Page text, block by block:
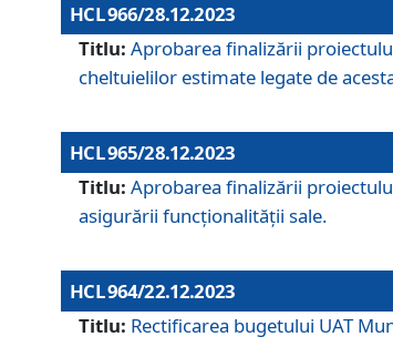
HCL 966/28.12.2023
Titlu: Aprobarea finalizării
cheltuielilor estimate legate de
HCL 965/28.12.2023
Titlu: Aprobarea finalizării
asigurării funcționalității sale.
HCL 964/22.12.2023
Titlu: Rectificarea bugetului UAT